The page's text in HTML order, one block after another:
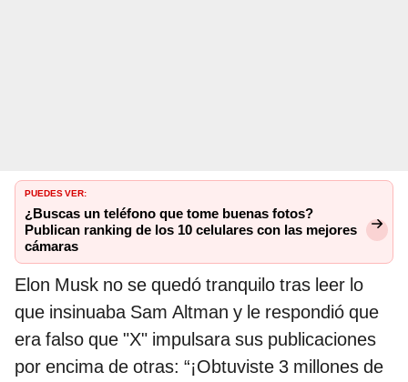
PUEDES VER:
¿Buscas un teléfono que tome buenas fotos?
Publican ranking de los 10 celulares con las mejores
cámaras
Elon Musk no se quedó tranquilo tras leer lo
que insinuaba Sam Altman y le respondió que
era falso que "X" impulsara sus publicaciones
por encima de otras: “¡Obtuviste 3 millones de